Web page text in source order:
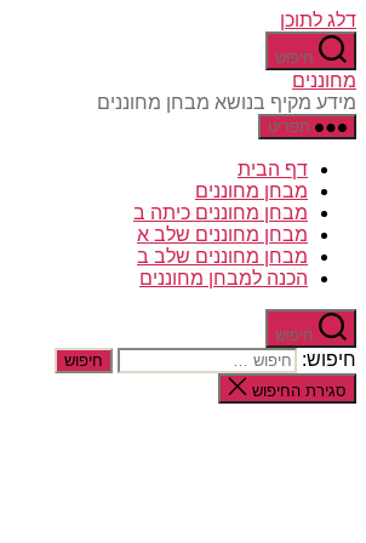
דלג לתוכן
חיפוש
מחוננים
מידע מקיף בנושא מבחן מחוננים
תפריט
דף הבית
מבחן מחוננים
מבחן מחוננים כיתה ב
מבחן מחוננים שלב א
מבחן מחוננים שלב ב
הכנה למבחן מחוננים
חיפוש
חיפוש:
סגירת החיפוש